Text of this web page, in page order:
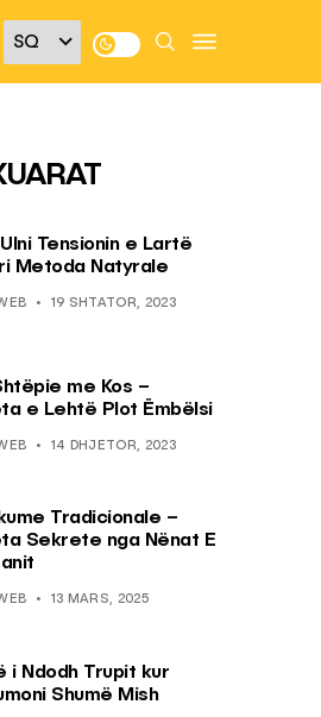
Tensionin e Lartë
Metoda Natyrale
19 SHTATOR, 2023
me Kos –
e Lehtë Plot Ëmbëlsi
14 DHJETOR, 2023
Tradicionale –
Sekrete nga Nënat E
13 MARS, 2025
i Ndodh Trupit kur
Shumë Mish